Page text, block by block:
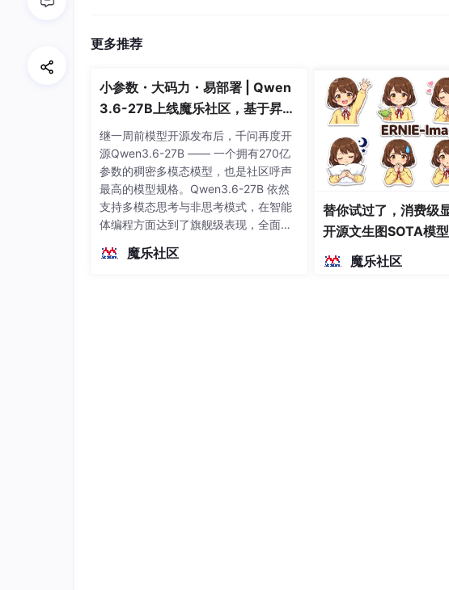
更多推荐
小参数・大码力・易部署 | Qwen
3.6-27B上线魔乐社区，基于昇腾
的部署教程来了
继一周前模型开源发布后，千问再度开
源Qwen3.6-27B —— 一个拥有270亿
参数的稠密多模态模型，也是社区呼声
最高的模型规格。Qwen3.6-27B 依然
支持多模态思考与非思考模式，在智能
体编程方面达到了旗舰级表现，全面超
（总参数397B / 激活参数17B的MoE模
魔乐社区
替你试过了，消费级
开源文生图SOTA模
染、高密度文本绘图
魔乐社区